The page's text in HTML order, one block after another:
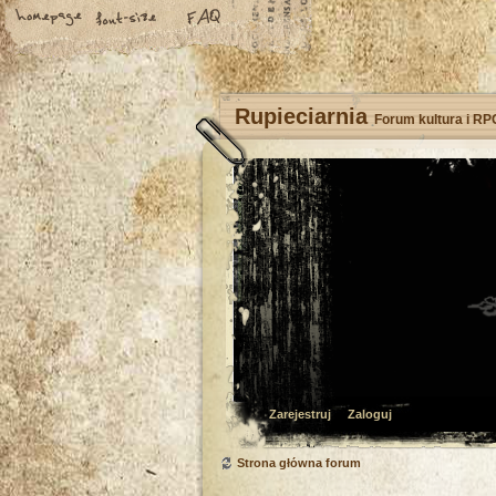
Rupieciarnia Forum kultura i
Zarejestruj Zaloguj
Strona główna forum